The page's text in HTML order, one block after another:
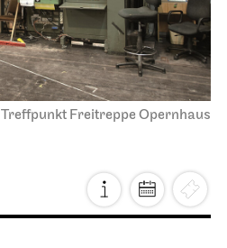
Treffpunkt Freitreppe Opernhaus